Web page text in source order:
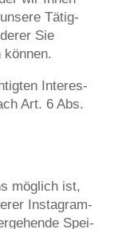
Tätig­
Sie
Inter­es­
Art. 6 Abs.
mög­lich ist,
Insta­gram-
Spei­